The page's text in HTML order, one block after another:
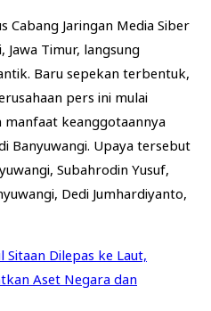
Cabang Jaringan Media Siber
Jawa Timur, langsung
Baru sepekan terbentuk,
pers ini mulai
keanggotaannya
Banyuwangi. Upaya tersebut
Subahrodin Yusuf,
Dedi Jumhardiyanto,